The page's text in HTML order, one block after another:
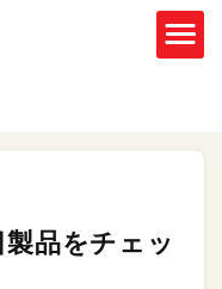
品をチェッ